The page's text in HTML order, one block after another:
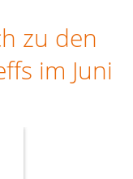
zu den
im Juni